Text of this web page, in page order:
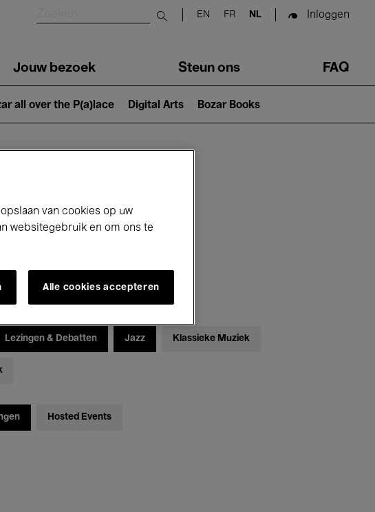
Submit search
EN FR NL Inloggen
Jouw bezoek Steun ons FAQ
all over the P(a)lace Digital Arts Bozar Books
Lezingen & Debatten Jazz Klassieke Muziek
Hosted Events
van cookies op uw
websitegebruik en om ons te
Alle cookies accepteren